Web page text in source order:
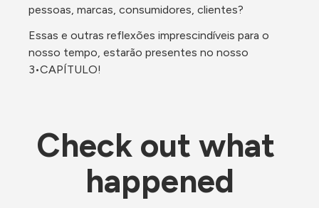
pessoas, marcas, consumidores, clientes?
Essas e outras reflexões imprescindíveis para o
nosso tempo, estarão presentes no nosso
3•CAPÍTULO!
Check out what
happened